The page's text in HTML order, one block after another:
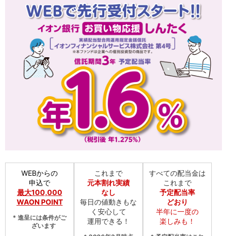
定期預金
積立式定期預金
TOP
外貨普通預金
外貨定期預金
外貨普通預金積立
資産運用
証券口座開設
投信つみたて
iDeCo・国民年金基金
iDeCo（個人型確定拠出年金）
国民年金基金
ロボアドバイザークラウドファンディング
WealthNavi for イオン銀行（ロボアドバイザー）
funds
まいクラウドファンディング
WEBからの
申込で
最大100,000
WAON POINT
* 進呈には条件がご
ざいます
これまで
元本割れ実績
なし
毎日の値動きもな
く安心して
運用できる！
すべての配当金は
これまで
予定配当率
どおり
半年に一度の
楽しみも！